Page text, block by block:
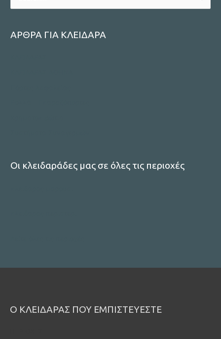
r
ΑΡΘΡΑ ΓΙΑ ΚΛΕΙΔΑΡΑ
Οι κλειδαράδες μας σε όλες τις περιοχές
Ο ΚΛΕΙΔΑΡΑΣ ΠΟΥ ΕΜΠΙΣΤΕΥΕΣΤΕ